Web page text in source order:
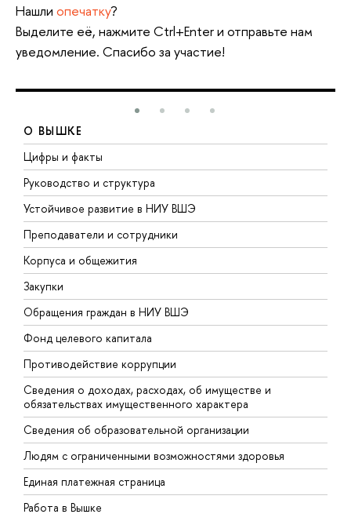
Нашли опечатку?
Выделите её, нажмите Ctrl+Enter и отправьте нам
уведомление. Спасибо за участие!
О ВЫШКЕ
Цифры и факты
Руководство и структура
Устойчивое развитие в НИУ ВШЭ
Преподаватели и сотрудники
Корпуса и общежития
Закупки
Обращения граждан в НИУ ВШЭ
Фонд целевого капитала
Противодействие коррупции
Сведения о доходах, расходах, об имуществе и
обязательствах имущественного характера
Сведения об образовательной организации
Людям с ограниченными возможностями здоровья
Единая платежная страница
Работа в Вышке